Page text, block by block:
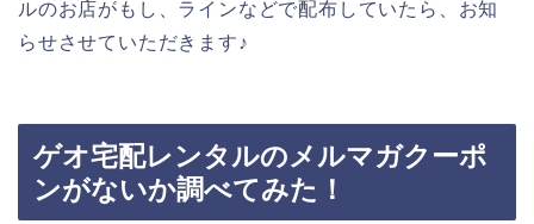
ルのお店がもし、ラインなどで配布していたら、お知
らせさせていただきます♪
ゲオ宅配レンタルのメルマガクーポ
ンがないか調べてみた！